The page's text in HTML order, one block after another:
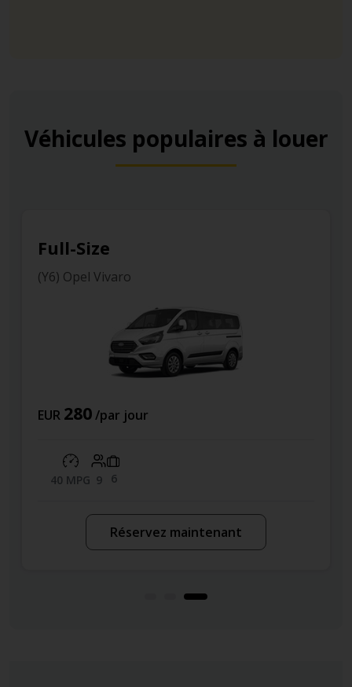
Véhicules populaires à louer
Full-Size
(Y6) Opel Vivaro
EUR 280/par jour
40 MPG 9 6
Réservez maintenant